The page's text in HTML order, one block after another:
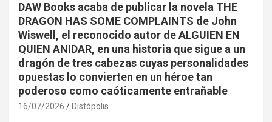
DAW Books acaba de publicar la novela THE
DRAGON HAS SOME COMPLAINTS de John
Wiswell, el reconocido autor de ALGUIEN EN
QUIEN ANIDAR, en una historia que sigue a un
dragón de tres cabezas cuyas personalidades
opuestas lo convierten en un héroe tan
poderoso como caóticamente entrañable
16/07/2026 Distópolis